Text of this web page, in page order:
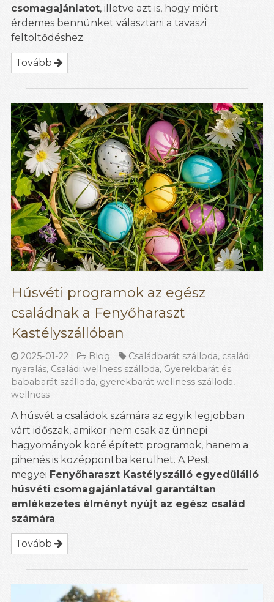
csomagajánlatot, illetve azt is, hogy miért
érdemes bennünket választani a tavaszi
feltöltődéshez.
Tovább
Húsvéti programok az egész
családnak a Fenyőharaszt
Kastélyszállóban
2025-01-22 Blog Családbarát szálloda, családi
nyaralás, Családi wellness szálloda, Gyerekbarát és
bababarát szálloda, gyerekbarát wellness szálloda,
wellness
A húsvét a családok számára az egyik legjobban
várt időszak, amikor nem csak az ünnepi
hagyományok köré épített programok, hanem a
pihenés is középpontba kerülhet. A Pest
megyei Fenyőharaszt Kastélyszálló egyedülálló
húsvéti csomagajánlatával garantáltan
emlékezetes élményt nyújt az egész család
számára.
Tovább